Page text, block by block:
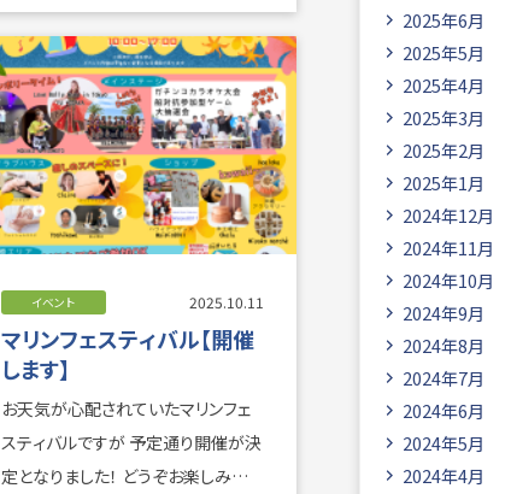
イベント 2025.10.11
マリンフェスティバル【開催
します】
お天気が心配されていたマリンフェ
スティバルですが 予定通り開催が決
定となりました！ どうぞお楽しみに
2025年6月
2025年5月
2025年4月
2025年3月
2025年2月
2025年1月
2024年12月
2024年11月
2024年10月
2024年9月
2024年8月
2024年7月
2024年6月
2024年5月
2024年4月